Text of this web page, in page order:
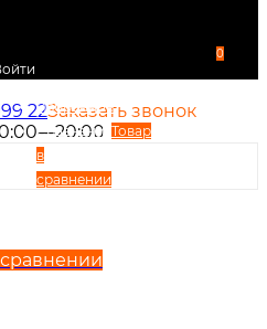
Избранное
Сравнение Товар
в
сравнении
0
22Заказать звонок